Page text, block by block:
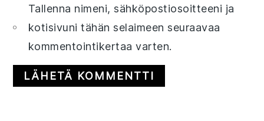
Tallenna nimeni, sähköpostiosoitteeni ja
kotisivuni tähän selaimeen seuraavaa
kommentointikertaa varten.